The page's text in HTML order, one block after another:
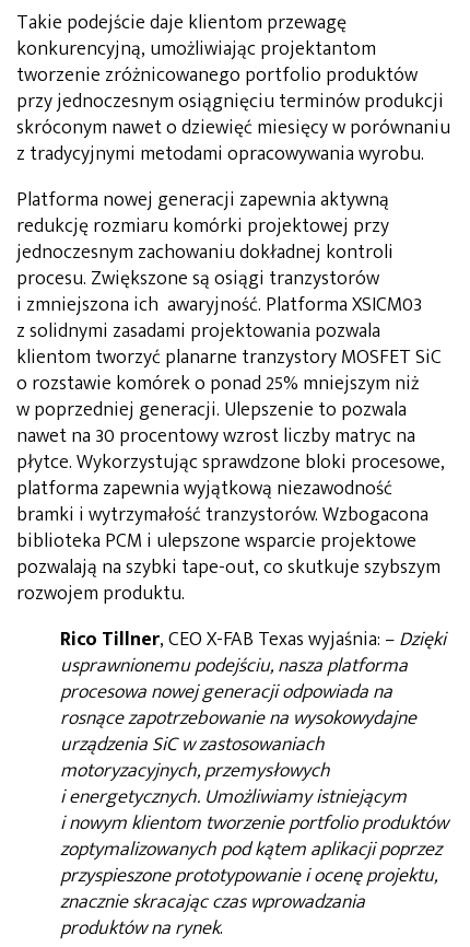
Takie podejście daje klientom przewagę
konkurencyjną, umożliwiając projektantom
tworzenie zróżnicowanego portfolio produktów
przy jednoczesnym osiągnięciu terminów produkcji
skróconym nawet o dziewięć miesięcy w porównaniu
z tradycyjnymi metodami opracowywania wyrobu.
Platforma nowej generacji zapewnia aktywną
redukcję rozmiaru komórki projektowej przy
jednoczesnym zachowaniu dokładnej kontroli
procesu. Zwiększone są osiągi tranzystorów
i zmniejszona ich awaryjność. Platforma XSICM03
z solidnymi zasadami projektowania pozwala
klientom tworzyć planarne tranzystory MOSFET SiC
o rozstawie komórek o ponad 25% mniejszym niż
w poprzedniej generacji. Ulepszenie to pozwala
nawet na 30 procentowy wzrost liczby matryc na
płytce. Wykorzystując sprawdzone bloki procesowe,
platforma zapewnia wyjątkową niezawodność
bramki i wytrzymałość tranzystorów. Wzbogacona
biblioteka PCM i ulepszone wsparcie projektowe
pozwalają na szybki tape-out, co skutkuje szybszym
rozwojem produktu.
Rico Tillner, CEO X-FAB Texas wyjaśnia: –Dzięki
usprawnionemu podejściu, nasza platforma
procesowa nowej generacji odpowiada na
rosnące zapotrzebowanie na wysokowydajne
urządzenia SiC w zastosowaniach
motoryzacyjnych, przemysłowych
i energetycznych. Umożliwiamy istniejącym
i nowym klientom tworzenie portfolio produktów
zoptymalizowanych pod kątem aplikacji poprzez
przyspieszone prototypowanie i ocenę projektu,
znacznie skracając czas wprowadzania
produktów na rynek.